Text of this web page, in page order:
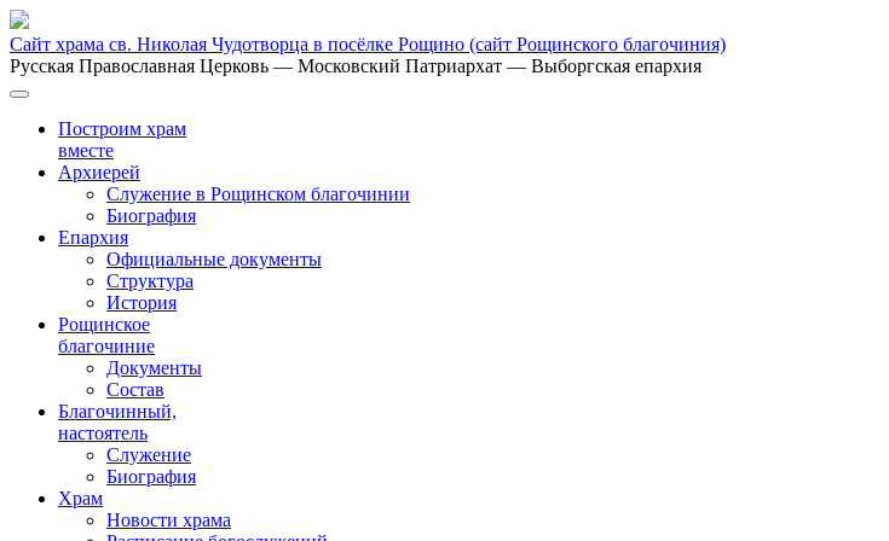
Сайт храма св. Николая Чудотворца в посёлке Рощино (сайт Рощинского благочиния)
Русская Православная Церковь — Московский Патриархат — Выборгская епархия
Построим храм
вместе
Архиерей
Служение в Рощинском благочинии
Биография
Епархия
Официальные документы
Структура
История
Рощинское
благочиние
Документы
Состав
Благочинный,
настоятель
Служение
Биография
Храм
Новости храма